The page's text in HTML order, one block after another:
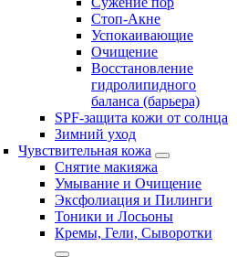
Стоп-Акне
Успокаивающие
Очищение
Восстановление
гидролипидного
баланса (барьера)
SPF-защита кожи от солнца
Зимний уход
Чувствительная кожа
Снятие макияжа
Умывание и Очищение
Эксфолиация и Пилинги
Тоники и Лосьоны
Кремы, Гели, Сыворотки